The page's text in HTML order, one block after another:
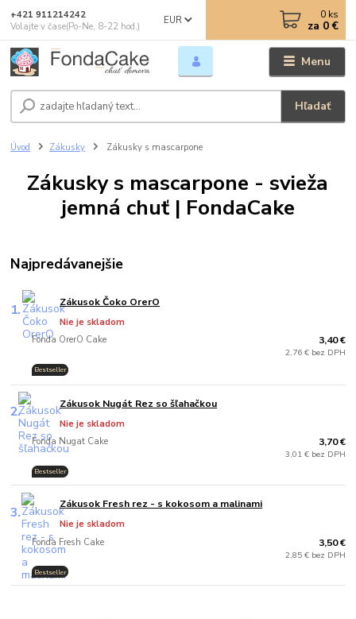
Menu
EUR
Hľadať
+421 911214242
Volajte v čase(Po-Ne, 8-22 hod.)
0 ks
za 0 €
Úvod Zákusky Zákusky s mascarpone
Zákusky s mascarpone - svieža
jemná chuť | FondaCake
Najpredávanejšie
1. Zákusok Čoko OrerO
Fonda OrerO Cake
Nie je skladom
Bestseller
3,40 €
2,76 € bez DPH
2. Zákusok Nugát Rez so šľahačkou
Fonda Nugat Cake
Nie je skladom
Bestseller
3,70 €
3,01 € bez DPH
3. Zákusok Fresh rez - s kokosom a malinami
Fonda Fresh Cake
Nie je skladom
Bestseller
3,50 €
2,85 € bez DPH